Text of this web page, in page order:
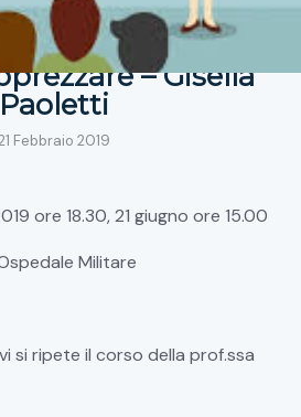
la propria
ricerca facendosi
– Gisella
Paoletti
Febbraio 2019
ore 18.30, 21 giugno ore 15.00
Militare
si ripete il corso della prof.ssa